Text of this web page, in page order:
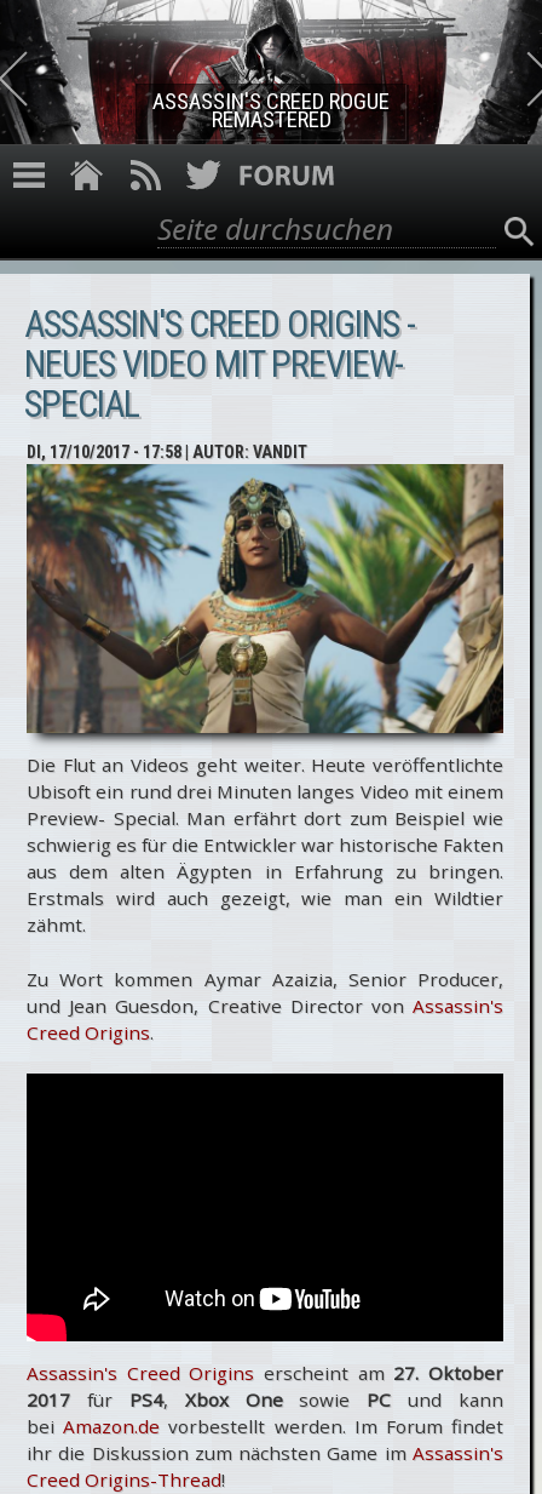
Direkt zum Inhalt
ASSASSIN'S CREED ROGUE
REMASTERED
Suchformular
Suche
ASSASSIN'S CREED ORIGINS -
NEUES VIDEO MIT PREVIEW-
SPECIAL
DI, 17/10/2017 - 17:58| AUTOR:VANDIT
Die Flut an Videos geht weiter. Heute veröffentlichte
Ubisoft ein rund drei Minuten langes Video mit einem
Preview- Special. Man erfährt dort zum Beispiel wie
schwierig es für die Entwickler war historische Fakten
aus dem alten Ägypten in Erfahrung zu bringen.
Erstmals wird auch gezeigt, wie man ein Wildtier
zähmt.
Zu Wort kommen Aymar Azaizia, Senior Producer,
und Jean Guesdon, Creative Director von Assassin's
Creed Origins.
Assassin's Creed Origins erscheint am 27. Oktober
2017 für PS4, Xbox Onesowie PCund kann
beiAmazon.de vorbestellt werden. Im Forum findet
ihr die Diskussion zum nächsten Game im Assassin's
Creed Origins-Thread!